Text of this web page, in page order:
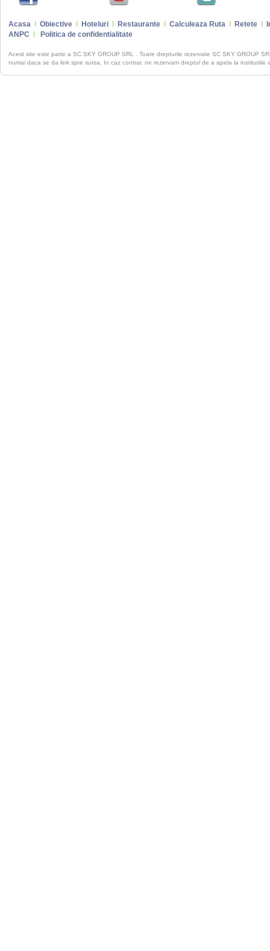
Acasa Obiective Hoteluri Restaurante Calculeaza Ruta Retete
ANPC
Politica de confidentialitate
Acest site este parte a SC SKY GROUP SRL . Toate drepturile rezervate SC SKY GROUP
numai daca se da link spre sursa. In caz contrar, ne rezervam dreptul de a apela la institutiile